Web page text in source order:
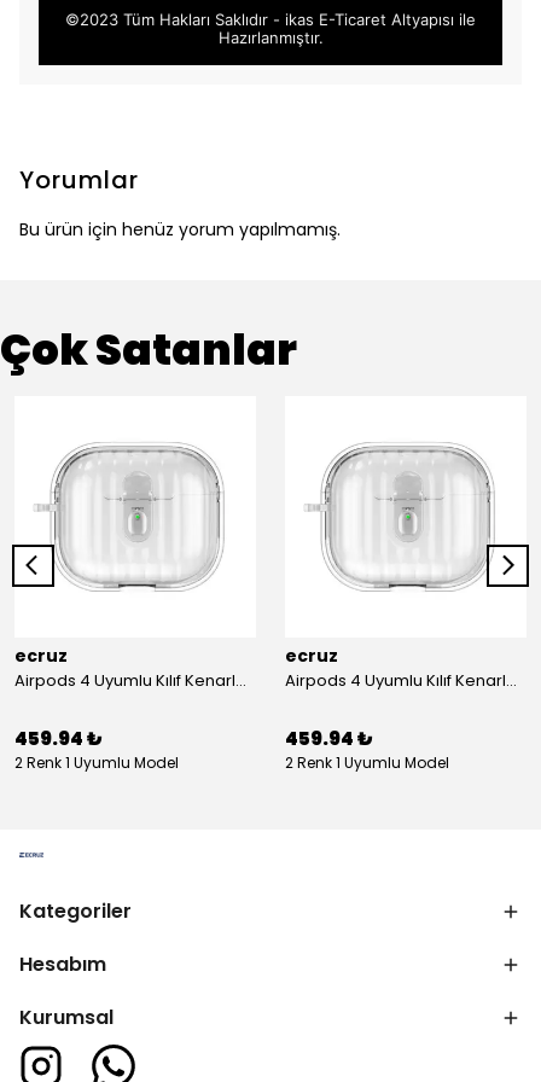
©2023 Tüm Hakları Saklıdır - ikas E-Ticaret Altyapısı ile
Hazırlanmıştır.
Yorumlar
Bu ürün için henüz yorum yapılmamış.
Çok Satanlar
ecruz
Airpods 4 Uyumlu Kılıf Kenarları Renkli Şeffaf Dilimli Silikon Ecruz Airbag 40 Uyumlu Kılıf
459.94 ₺
2 Renk 1 Uyumlu Model
ecruz
Airpods 4 Uyumlu Kılıf Kenarları Renkli Şeffaf Dilimli Silikon Ecruz Airbag 40 Uyumlu Kılıf
459.94 ₺
2 Renk 1 Uyumlu Model
Kategoriler
Hesabım
Kurumsal